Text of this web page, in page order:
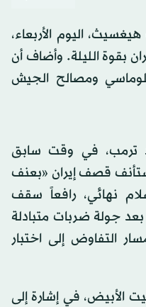
اليوم الأربعاء،
بقوة الليلة. وأضاف أن
ومصالح الجيش
ترمب، في وقت سابق
قصف إيران «بعنف
نهائي، رافعاً سقف
جولة ضربات متبادلة
التفاوض إلى اختبار
الأبيض، في إشارة إلى